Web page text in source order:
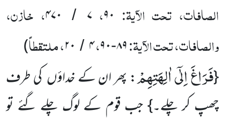
الصافات، تحت الآیۃ: ۹۰، ۷ / ۴۷۰، خازن،
والصافات، تحت الآیۃ:۸۹-۹۰،۴ / ۲۰، ملتقطاً)
{فَرَاغَ اِلٰۤى اٰلِهَتِهِمْ: پھر ان کے خداؤں کی طرف
چھپ کر چلے۔} جب قوم کے لوگ چلے گئے تو